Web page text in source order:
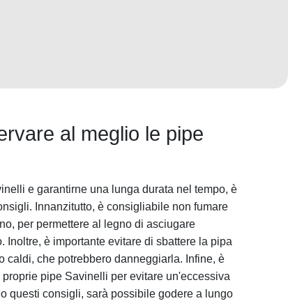
al meglio le pipe
e garantirne una lunga durata nel tempo, è
Innanzitutto, è consigliabile non fumare
per permettere al legno di asciugare
Inoltre, è importante evitare di sbattere la pipa
caldi, che potrebbero danneggiarla. Infine, è
pipe Savinelli per evitare un'eccessiva
questi consigli, sarà possibile godere a lungo